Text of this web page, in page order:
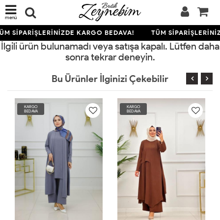
menü
SİPARİŞLERİNİZDE KARGO BEDAVA! TÜM
İlgili ürün bulunamadı veya satışa kapalı. Lütfen daha
sonra tekrar deneyin.
Bu Ürünler İlginizi Çekebilir
KARGO
BEDAVA
KARGO
BEDAVA